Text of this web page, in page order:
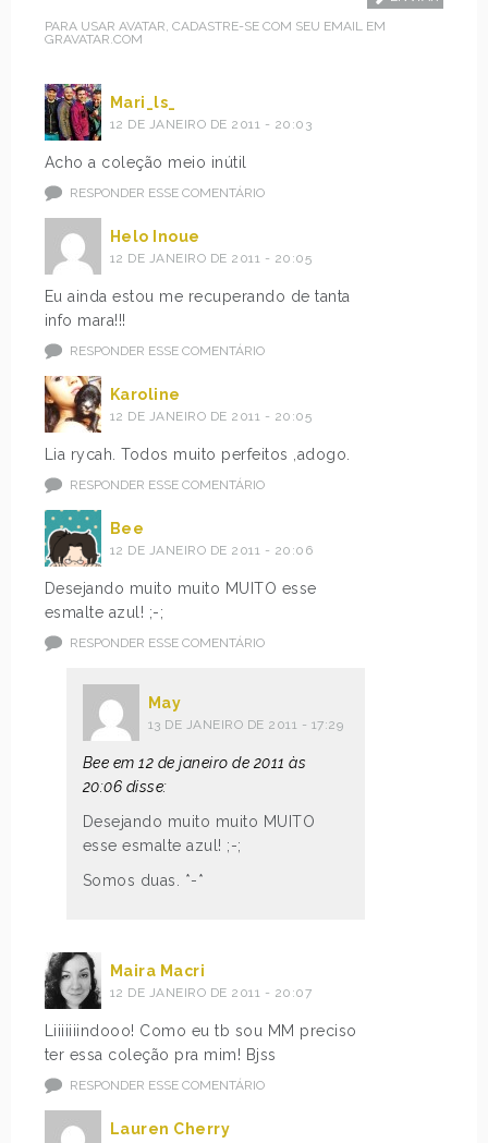
PARA USAR AVATAR, CADASTRE-SE COM SEU EMAIL EM
GRAVATAR.COM
Mari_ls_
12 DE JANEIRO DE 2011 - 20:03
Acho a coleção meio inútil
RESPONDER ESSE COMENTÁRIO
Helo Inoue
12 DE JANEIRO DE 2011 - 20:05
Eu ainda estou me recuperando de tanta
info mara!!!
RESPONDER ESSE COMENTÁRIO
Karoline
12 DE JANEIRO DE 2011 - 20:05
Lia rycah. Todos muito perfeitos ,adogo.
RESPONDER ESSE COMENTÁRIO
Bee
12 DE JANEIRO DE 2011 - 20:06
Desejando muito muito MUITO esse
esmalte azul! ;-;
RESPONDER ESSE COMENTÁRIO
May
13 DE JANEIRO DE 2011 - 17:29
Bee em 12 de janeiro de 2011 às
20:06 disse:
Desejando muito muito MUITO
esse esmalte azul! ;-;
Somos duas. *-*
Maira Macri
12 DE JANEIRO DE 2011 - 20:07
Liiiiiiindooo! Como eu tb sou MM preciso
ter essa coleção pra mim! Bjss
RESPONDER ESSE COMENTÁRIO
Lauren Cherry